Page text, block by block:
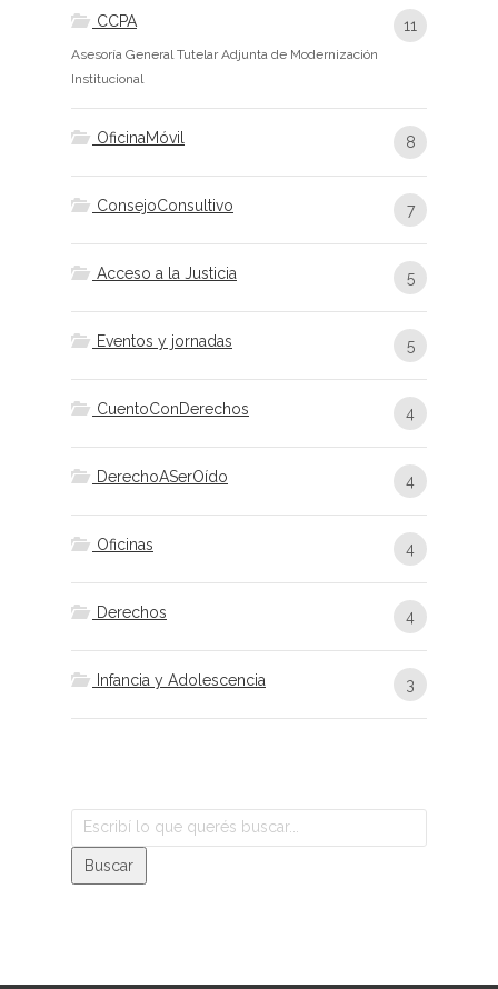
CCPA 11
Asesoría General Tutelar Adjunta de Modernización
Institucional
OficinaMóvil 8
ConsejoConsultivo 7
Acceso a la Justicia 5
Eventos y jornadas 5
CuentoConDerechos 4
DerechoASerOído 4
Oficinas 4
Derechos 4
Infancia y Adolescencia 3